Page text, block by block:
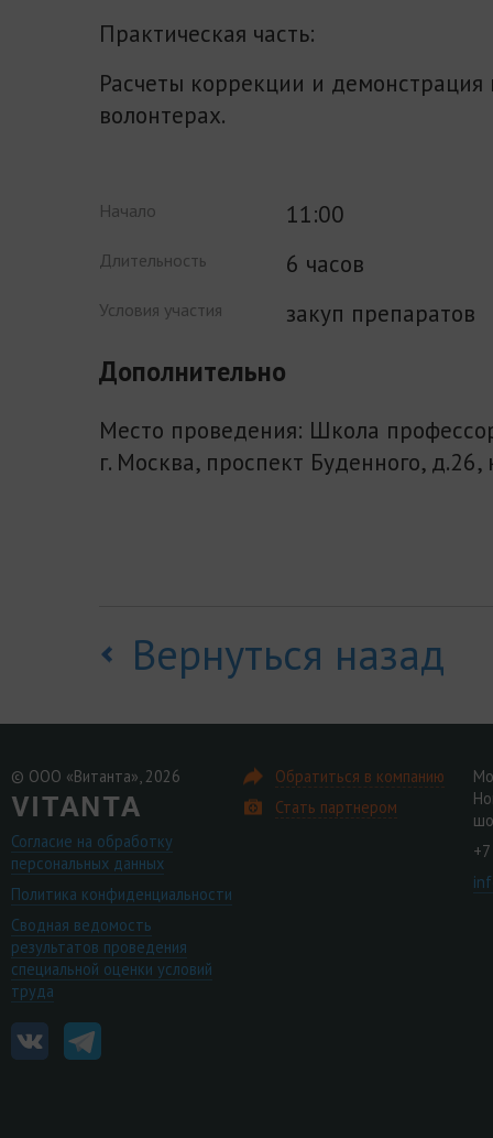
Практическая часть:
Расчеты коррекции и
волонтерах.
Начало 11:00
Длительность 6 часов
Условия участия закуп препаратов
Дополнительно
Место проведения: Школа
г. Москва, проспект Буденного, д.26,
Вернуться назад
© ООО «Витанта», 2026
Согласие на обработку
персональных данных
Политика конфиденциальности
Сводная ведомость
результатов проведения
специальной оценки условий
труда
Обратиться в компанию
Стать партнером